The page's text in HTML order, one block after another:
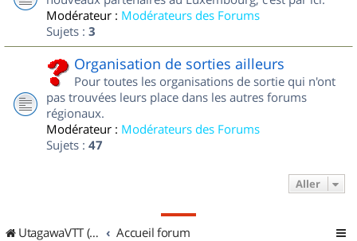
Modérateur : Modérateurs des Forums
Sujets : 3
Organisation de sorties ailleurs
Pour toutes les organisations de sortie qui n'ont
pas trouvées leurs place dans les autres forums
régionaux.
Modérateur : Modérateurs des Forums
Sujets : 47
Aller
UtagawaVTT (Randos VTT et VTTAE avec traces GPS) Accueil forum